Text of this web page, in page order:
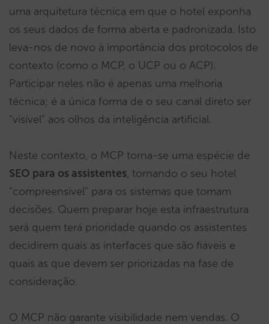
uma arquitetura técnica em que o hotel exponha
os seus dados de forma aberta e padronizada. Isto
leva-nos de novo à importância dos protocolos de
contexto (como o MCP, o UCP ou o ACP).
Participar neles não é apenas uma melhoria
técnica; é a única forma de o seu canal direto ser
“visível” aos olhos da inteligência artificial.
Neste contexto, o MCP torna-se uma espécie de
SEO para os assistentes, tornando o seu hotel
“compreensível” para os sistemas que tomam
decisões. Quem preparar hoje esta infraestrutura
será quem terá prioridade quando os assistentes
decidirem quais as interfaces que são fiáveis e
quais as que devem ser priorizadas na fase de
consideração.
O MCP não garante visibilidade nem vendas. O